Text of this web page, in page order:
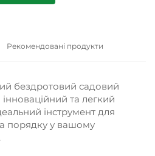
Рекомендовані продукти
бездротовий садовий
та легкий
інструмент для
порядку у вашому